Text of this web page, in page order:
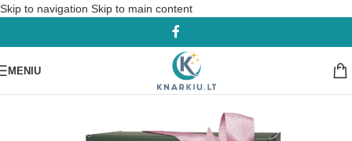
Skip to navigation Skip to main content
MENIU